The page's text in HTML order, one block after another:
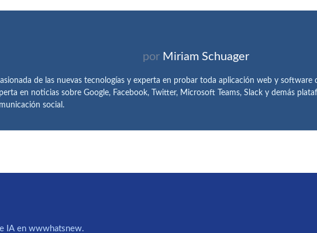
por Miriam Schuager
de las nuevas tecnologías y experta en probar toda aplicación web y software
en noticias sobre Google, Facebook, Twitter, Microsoft Teams, Slack y demás
social.
IA en wwwhatsnew.